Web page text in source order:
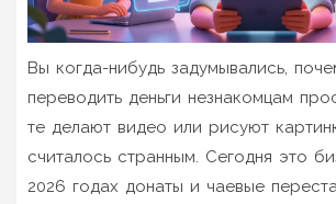
Вы когда-нибудь задумывались,
переводить деньги незнакомцам
те делают видео или рисуют
считалось странным. Сегодня это
2026 годах донаты и чаевые